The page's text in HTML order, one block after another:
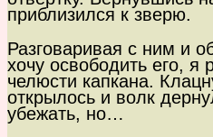
приблизился к зверю.
Разговаривая с ним и
хочу освободить его, я
челюсти капкана.
открылось и волк
убежать, но…